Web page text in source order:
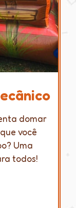
domar
você
Uma
todos!